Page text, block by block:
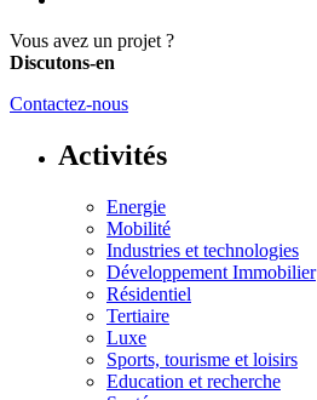
Vous avez un projet ?
Discutons-en
Contactez-nous
Activités
Energie
Mobilité
Industries et technologies
Développement Immobilier
Résidentiel
Tertiaire
Luxe
Sports, tourisme et loisirs
Education et recherche